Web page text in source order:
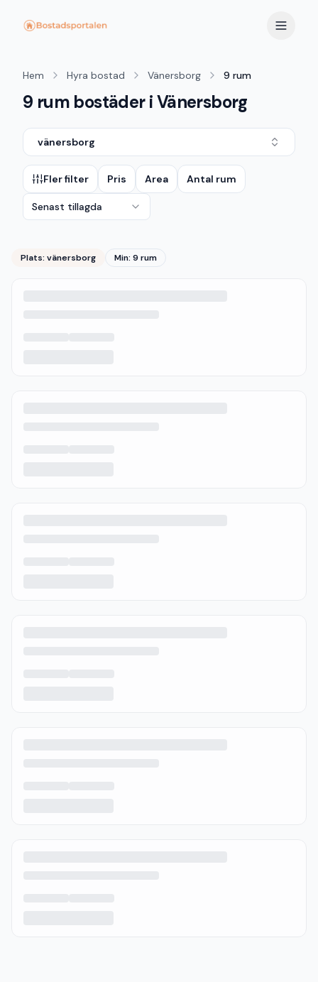
Hem Hyra bostad Vänersborg 9 rum
9 rum bostäder i Vänersborg
vänersborg
Fler filter Pris Area Antal rum
Senast tillagda
Plats: vänersborg Min: 9 rum